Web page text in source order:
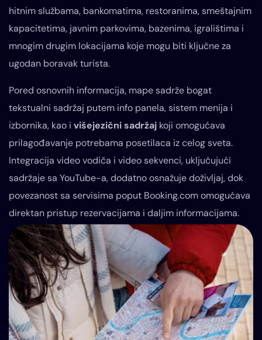
hitnim službama, bankomatima, restoranima, smeštajnim
kapacitetima, javnim parkovima, bazenima, igralištima i
mnogim drugim lokacijama koje mogu biti ključne za
ugodan boravak turista.
Pored osnovnih informacija, mape sadrže bogat
tekstualni sadržaj putem info panela, sistem menija i
izbornika, kao i višejezični sadržaj koji omogućava
prilagođavanje potrebama posetilaca iz celog sveta.
Integracija video vodiča i video sekvenci, uključujući
sadržaje sa YouTube-a, dodatno osnažuje doživljaj, dok
povezanost sa servisima poput Booking.com omogućava
direktan pristup rezervacijama i daljim informacijama.